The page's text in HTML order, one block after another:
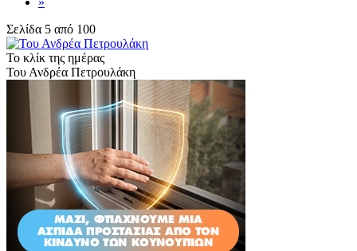
Σελίδα 5 από 100
Το κλίκ της ημέρας
Του Ανδρέα Πετρουλάκη